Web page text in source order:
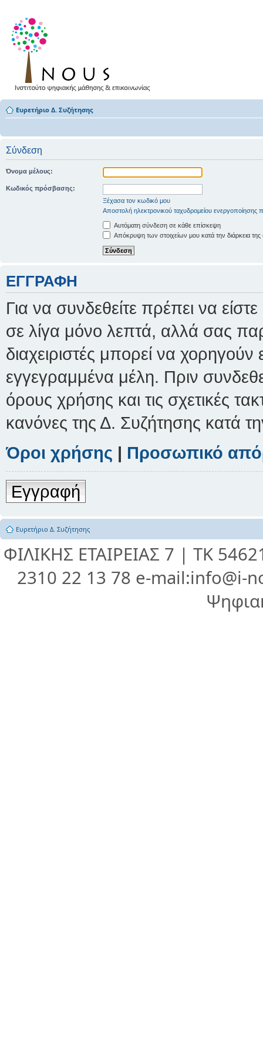
Ευρετήριο Δ. Συζήτησης
Σύνδεση
Όνομα μέλους:
Κωδικός πρόσβασης:
Ξέχασα τον κωδικό μου
Αποστολή ηλεκτρονικού ταχυδρομείου ενεργοποίησης
Αυτόματη σύνδεση σε κάθε επίσκεψη
Απόκρυψη των στοιχείων μου κατά την διάρκεια
ΕΓΓΡΑΦΉ
Για να συνδεθείτε πρέπει να
σε λίγα μόνο λεπτά, αλλά σας
διαχειριστές μπορεί να
εγγεγραμμένα μέλη. Πριν
όρους χρήσης και τις σχετικές
κανόνες της Δ. Συζήτησης κατά
Όροι χρήσης | Προσωπικό
Εγγραφή
Ευρετήριο Δ. Συζήτησης
ΦΙΛΙΚΗΣ ΕΤΑΙΡΕΙΑΣ 7 | ΤΚ
2310 22 13 78 e-mail:info@i-